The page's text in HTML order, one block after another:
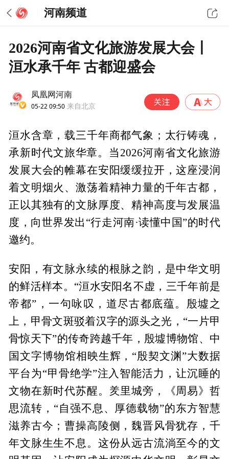
河南频道
2026河南省文化旅游发展大会丨
洹水承千年 古都迎盛会
凤凰网河南
05-22 09:50 来自北京
洹水含章，载三千年商都气象；太行铸魂，
承新时代文旅华章。当2026河南省文化旅游
发展大会的帷幕在安阳缓缓拉开，这座浸润
着文明烟火、激荡着精神力量的千年古都，
正以其独有的文脉厚度、精神高度与发展温
度，向世界发出“行走河南·读懂中国”的时代
邀约。
安阳，有文脉永续的根脉之韵，是中华文明
的鲜活样本。“洹水安阳名不虚，三千年前是
帝都”，一句咏叹，道尽古都底蕴。殷墟之
上，甲骨文斑驳着汉字的源头之光，“一片甲
骨惊天下”的传奇跨越千年，殷墟博物馆、中
国文字博物馆相映生辉，“殷契文渊”大数据
平台为“甲骨绝学”注入智能活力，让沉睡的
文物在新时代苏醒。羑里城旁，《周易》哲
思流转，“自强不息、厚德载物”的东方智慧
滋养古今；曹操高陵侧，魏晋风骨犹存，千
年文脉生生不息。这份从远古流淌至今的文